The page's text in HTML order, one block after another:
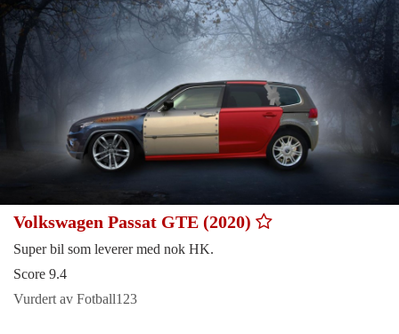
Volkswagen Passat GTE (2020)
Super bil som leverer med nok HK.
Score 9.4
Vurdert av Fotball123